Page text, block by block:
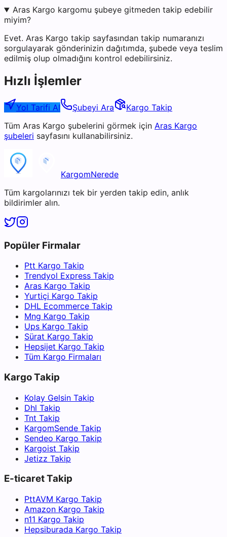
Aras Kargo kargomu şubeye gitmeden takip edebilir
miyim?
Evet. Aras Kargo takip sayfasından takip numaranızı
sorgulayarak gönderinizin dağıtımda, şubede veya teslim
edilmiş olup olmadığını kontrol edebilirsiniz.
Hızlı İşlemler
Yol Tarifi Al Şubeyi Ara
Kargo Takip
Tüm Aras Kargo şubelerini görmek için Aras Kargo
şubeleri sayfasını kullanabilirsiniz.
KargomNerede
Tüm kargolarınızı tek bir yerden takip edin, anlık
bildirimler alın.
Popüler Firmalar
Ptt Kargo Takip
Trendyol Express Takip
Aras Kargo Takip
Yurtiçi Kargo Takip
DHL Ecommerce Takip
Mng Kargo Takip
Ups Kargo Takip
Sürat Kargo Takip
Hepsijet Kargo Takip
Tüm Kargo Firmaları
Kargo Takip
Kolay Gelsin Takip
Dhl Takip
Tnt Takip
KargomSende Takip
Sendeo Kargo Takip
Kargoist Takip
Jetizz Takip
E-ticaret Takip
PttAVM Kargo Takip
Amazon Kargo Takip
n11 Kargo Takip
Hepsiburada Kargo Takip